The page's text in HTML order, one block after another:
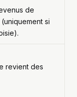
de
si
revient des